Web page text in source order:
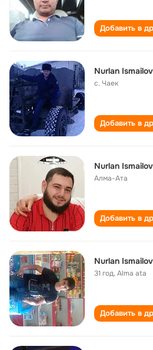
Добавить в
Nurlan Ismailov
с. Чаек
Добавить в
Nurlan Ismailov
Алма-Ата
Добавить в
Nurlan Ismailov
31 год,Alma ata
Добавить в